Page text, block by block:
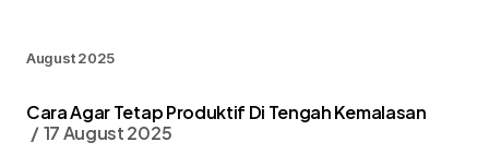
August 2025
Cara Agar Tetap Produktif Di Tengah Kemalasan
17 August 2025